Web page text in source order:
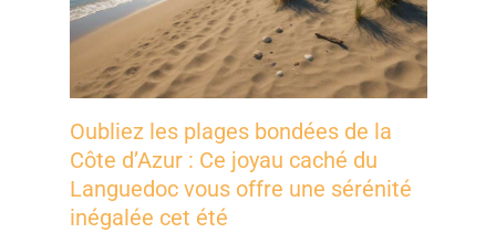
Oubliez les plages bondées de la
Côte d’Azur : Ce joyau caché du
Languedoc vous offre une sérénité
inégalée cet été